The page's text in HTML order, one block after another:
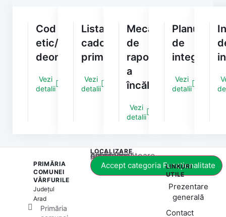
Cod
etic/
deontologic
Vezi
detalii
Lista
cadourilor
primite
Vezi
detalii
Mecanismul
de
raportare
a
încălcărilor
Vezi
detalii
Planul
de
integritate
Vezi
detalii
PRIMĂRIA
COMUNEI
VÂRFURILE
Județul
Arad
Primăria
LOCALIZARE
Acest conținut este blocat până când acceptați categoria corespunzătoare de cookie-uri.
Accept categoria Funcționalitate
LINKURI
UTILE
Prezentare
generală
Contact